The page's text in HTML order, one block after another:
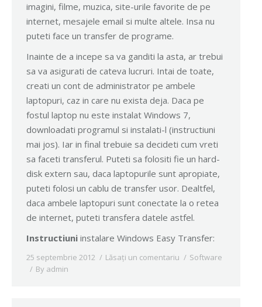
imagini, filme, muzica, site-urile favorite de pe
internet, mesajele email si multe altele. Insa nu
puteti face un transfer de programe.
Inainte de a incepe sa va ganditi la asta, ar trebui
sa va asigurati de cateva lucruri. Intai de toate,
creati un cont de administrator pe ambele
laptopuri, caz in care nu exista deja. Daca pe
fostul laptop nu este instalat Windows 7,
downloadati programul si instalati-l (instructiuni
mai jos). Iar in final trebuie sa decideti cum vreti
sa faceti transferul. Puteti sa folositi fie un hard-
disk extern sau, daca laptopurile sunt apropiate,
puteti folosi un cablu de transfer usor. Dealtfel,
daca ambele laptopuri sunt conectate la o retea
de internet, puteti transfera datele astfel.
Instructiuni instalare Windows Easy Transfer:
25 septembrie 2012 Lăsați un comentariu
Software
By admin